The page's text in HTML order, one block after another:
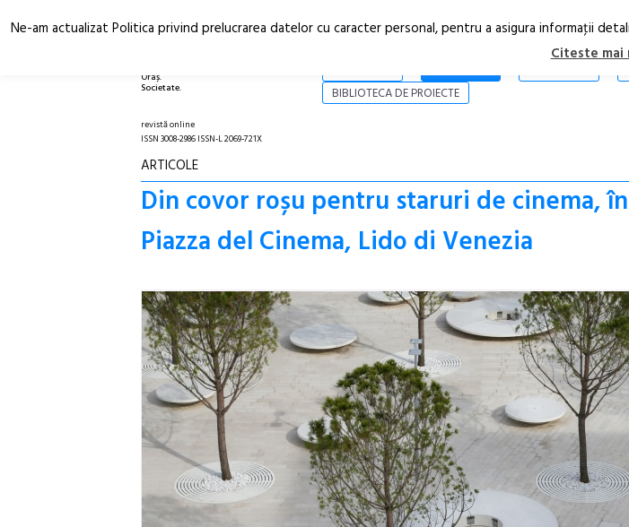
Oraș.
Societate.
ARTICOLE
BIBLIOTECA DE PROIECTE
revistă online
ISSN 3008-2986 ISSN-L 2069-721X
ARTICOLE
Din covor roșu pentru staruri de cinema,
Piazza del Cinema, Lido di Venezia
Ne-am actualizat Politica privind prelucrarea datelor cu caracter personal, pentru a asigura informaţii
Citeste mai